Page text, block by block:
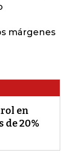
márgenes
en
de 20%